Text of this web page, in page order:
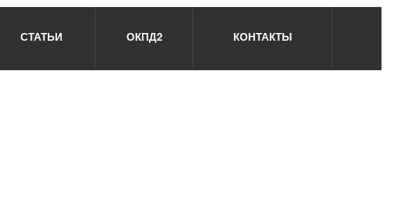
СТАТЬИ ОКПД2 КОНТАКТЫ